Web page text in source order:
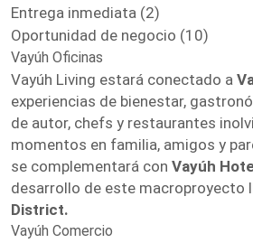
Entrega inmediata (2)
Oportunidad de negocio (10)
Vayúh Oficinas
Vayúh Living estará conectado a
experiencias de bienestar,
de autor, chefs y restaurantes
momentos en familia, amigos y
se complementará con Vayúh
desarrollo de este macroproyecto
District.
Vayúh Comercio